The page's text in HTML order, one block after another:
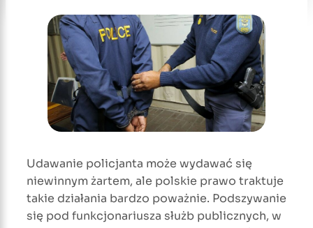
Udawanie policjanta może wydawać się
niewinnym żartem, ale polskie prawo traktuje
takie działania bardzo poważnie. Podszywanie
się pod funkcjonariusza służb publicznych, w